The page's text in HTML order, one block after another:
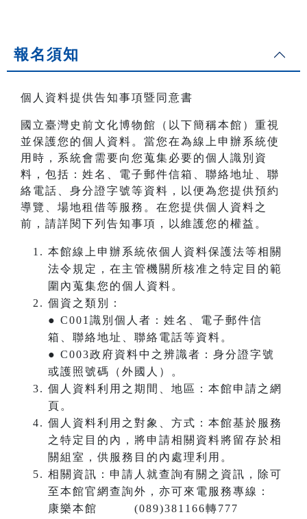
報名須知
個人資料提供告知事項暨同意書
國立臺灣史前文化博物館（以下簡稱本館）重視
並保護您的個人資料。當您在為線上申辦系統使
用時，系統會需要向您蒐集必要的個人識別資
料，包括：姓名、電子郵件信箱、聯絡地址、聯
絡電話、身分證字號等資料，以便為您提供預約
導覽、場地租借等服務。在您提供個人資料之
前，請詳閱下列告知事項，以維護您的權益。
本館線上申辦系統依個人資料保護法等相關
法令規定，在主管機關所核准之特定目的範
圍內蒐集您的個人資料。
個資之類別：
● C001識別個人者：姓名、電子郵件信
箱、聯絡地址、聯絡電話等資料。
● C003政府資料中之辨識者：身分證字號
或護照號碼（外國人）。
個人資料利用之期間、地區：本館申請之網
頁。
個人資料利用之對象、方式：本館基於服務
之特定目的內，將申請相關資料將留存於相
關組室，供服務目的內處理利用。
相關資訊：申請人就查詢有關之資訊，除可
至本館官網查詢外，亦可來電服務專線：
康樂本館 (089)381166轉777